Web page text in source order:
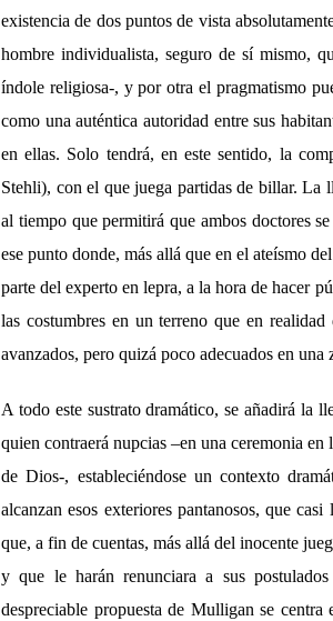
existencia de dos puntos de vista
hombre individualista, seguro de sí mismo,
índole religiosa-, y por otra el pragmatismo
como una auténtica autoridad entre sus
en ellas. Solo tendrá, en este sentido, la
Stehli), con el que juega partidas de billar. La
al tiempo que permitirá que ambos doctores
ese punto donde, más allá que en el ateísmo
parte del experto en lepra, a la hora de hacer
las costumbres en un terreno que en
avanzados, pero quizá poco adecuados en una
A todo este sustrato dramático, se añadirá la
quien contraerá nupcias –en una ceremonia
de Dios-, estableciéndose un contexto
alcanzan esos exteriores pantanosos, que
que, a fin de cuentas, más allá del inocente
y que le harán renunciara a sus
despreciable propuesta de Mulligan se